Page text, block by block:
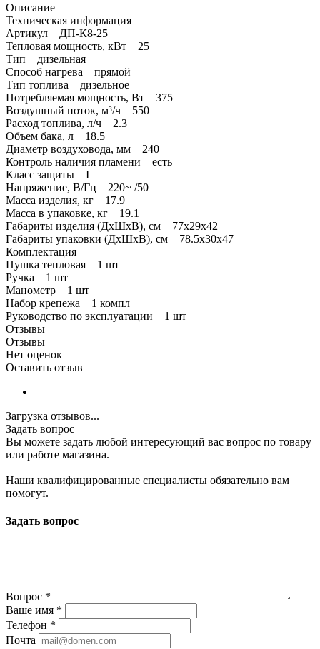
Описание
Техническая информация
Артикул ДП-К8-25
Тепловая мощность, кВт 25
Тип дизельная
Способ нагрева прямой
Тип топлива дизельное
Потребляемая мощность, Вт 375
Воздушный поток, м³/ч 550
Расход топлива, л/ч 2.3
Объем бака, л 18.5
Диаметр воздуховода, мм 240
Контроль наличия пламени есть
Класс защиты I
Напряжение, В/Гц 220~ /50
Масса изделия, кг 17.9
Масса в упаковке, кг 19.1
Габариты изделия (ДхШхВ), см 77х29х42
Габариты упаковки (ДхШхВ), см 78.5х30х47
Комплектация
Пушка тепловая 1 шт
Ручка 1 шт
Манометр 1 шт
Набор крепежа 1 компл
Руководство по эксплуатации 1 шт
Отзывы
Отзывы
Нет оценок
Оставить отзыв
Загрузка отзывов...
Задать вопрос
Вы можете задать любой интересующий вас вопрос по товару
или работе магазина.
Наши квалифицированные специалисты обязательно вам
помогут.
Задать вопрос
Вопрос *
Ваше имя *
Телефон *
Почта